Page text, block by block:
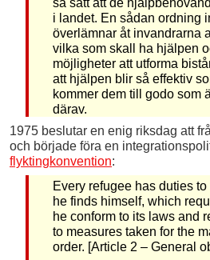
så sätt att de
i landet. En sådan ordning
överlämnar åt invandrarna
vilka som skall ha hjälpen
möjligheter att utforma
att hjälpen blir så effektiv
kommer dem till godo som
därav.
1975 beslutar en enig riksdag att
och började föra en
flyktingkonvention:
Every refugee has duties
he finds himself, which
he conform to its laws and
to measures taken for the
order. [Article 2 – General